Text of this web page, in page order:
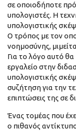
σε οποιοδήποτε
υπολογιστές. Η
υπολογιστικής
Ο τρόπος με τον
νοημοσύνης,
Για το λόγο αυτό
εργαλείο στην
υπολογιστικής
συζήτηση για την
επιπτώσεις της σε
Ένας τομέας που
ο πιθανός